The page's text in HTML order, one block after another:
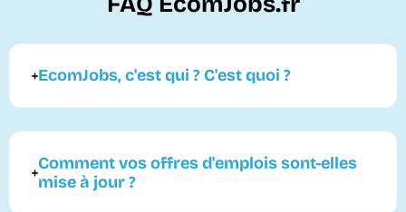
EcomJobs, c'est qui ? C'est quoi ?
Comment vos offres d'emplois sont-elles
mise à jour ?